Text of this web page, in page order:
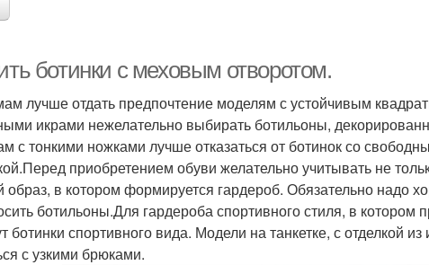
ботинки с меховым отворотом.
лучше отдать предпочтение моделям с устойчивым
икрами нежелательно выбирать ботильоны,
с тонкими ножками лучше отказаться от ботинок со
приобретением обуви желательно учитывать не
образ, в котором формируется гардероб. Обязательно надо
ботильоны.Для гардероба спортивного стиля, в
ботинки спортивного вида. Модели на танкетке, с отделкой
с узкими брюками.